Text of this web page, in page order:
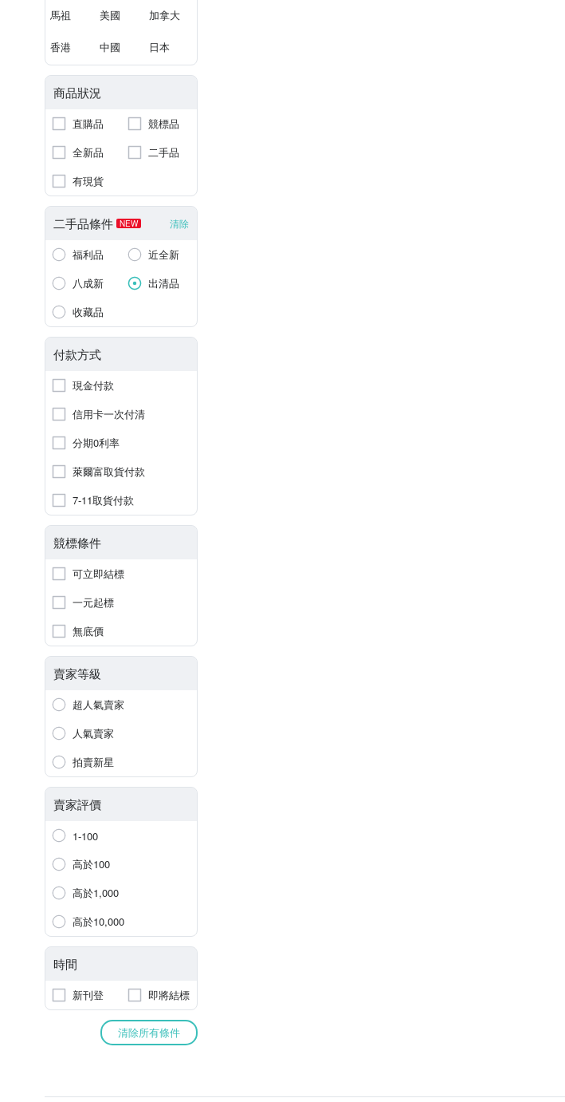
馬祖 美國 加拿大
香港 中國 日本
商品狀況
直購品
競標品
全新品
二手品
有現貨
二手品條件 NEW 清除
福利品
近全新
八成新
出清品
收藏品
付款方式
現金付款
信用卡一次付清
分期0利率
萊爾富取貨付款
7-11取貨付款
競標條件
可立即結標
一元起標
無底價
賣家等級
超人氣賣家
人氣賣家
拍賣新星
賣家評價
1-100
高於100
高於1,000
高於10,000
時間
新刊登 即將結標
清除所有條件